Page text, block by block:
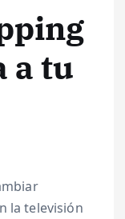
a tu
la televisión